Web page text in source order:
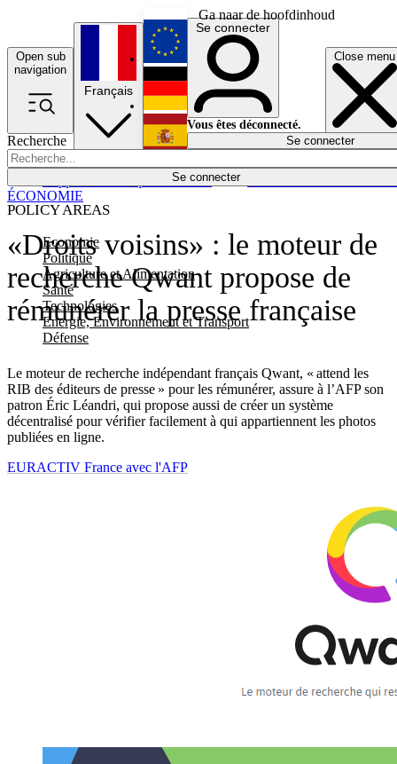
Ga naar de hoofdinhoud
Open sub
navigation
Close menu
Recherche
Se connecter
POLICY AREAS
Economie
Politique
Agriculture et Alimentation
Santé
Technologies
Energie, Environnement et Transport
Défense
Économie
Français
English
Deutsch
Español
Se connecter
Vous êtes déconnecté.
Se connecter
«Droits voisins» : le moteur de
recherche Qwant propose de
rémunérer la presse française
Le moteur de recherche indépendant français Qwant, « attend les
RIB des éditeurs de presse » pour les rémunérer, assure à l’AFP son
patron Éric Léandri, qui propose aussi de créer un système
décentralisé pour vérifier facilement à qui appartiennent les photos
publiées en ligne.
ÉCONOMIE
EURACTIV France avec l'AFP